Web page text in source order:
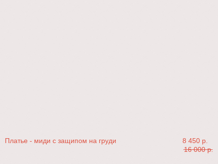
Платье - миди с защипом на груди 8 450 р.
16 000 р.